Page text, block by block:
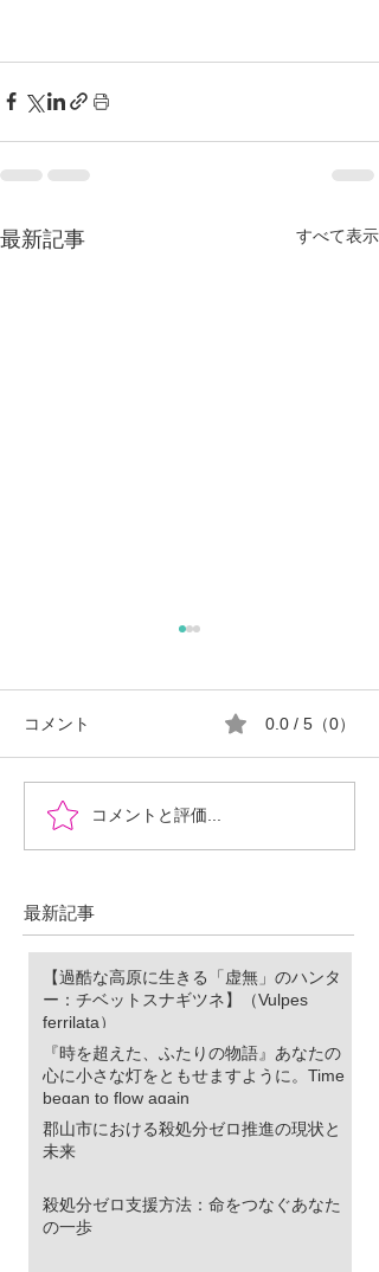
最新記事 すべて表示
『時を超えた、ふたりの
物語』あなたの心に小さ
に。Time began to flow again
コメント 0.0 / 5（0）
コメントと評価...
最新記事
【過酷な高原に生きる「虚無」のハンタ
ー：チベットスナギツネ】（Vulpes
ferrilata）
『時を超えた、ふたりの物語』あなたの
心に小さな灯をともせますように。Time
began to flow again
郡山市における殺処分ゼロ推進の現状と
未来
殺処分ゼロ支援方法：命をつなぐあなた
の一歩